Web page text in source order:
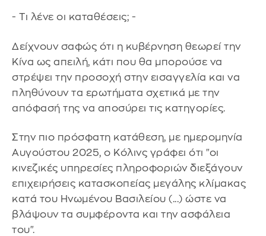
- Τι λένε οι καταθέσεις; -
Δείχνουν σαφώς ότι η κυβέρνηση θεωρεί την
Κίνα ως απειλή, κάτι που θα μπορούσε να
στρέψει την προσοχή στην εισαγγελία και να
πληθύνουν τα ερωτήματα σχετικά με την
απόφασή της να αποσύρει τις κατηγορίες.
Στην πιο πρόσφατη κατάθεση, με ημερομηνία
Αυγούστου 2025, ο Κόλινς γράφει ότι "οι
κινεζικές υπηρεσίες πληροφοριών διεξάγουν
επιχειρήσεις κατασκοπείας μεγάλης κλίμακας
κατά του Ηνωμένου Βασιλείου (...) ώστε να
βλάψουν τα συμφέροντα και την ασφάλεια
του".